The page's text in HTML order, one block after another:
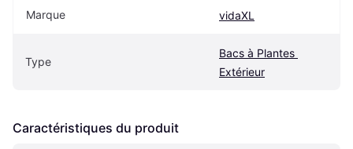
Marque vidaXL
Type
Bacs à Plantes
Extérieur
Caractéristiques du produit